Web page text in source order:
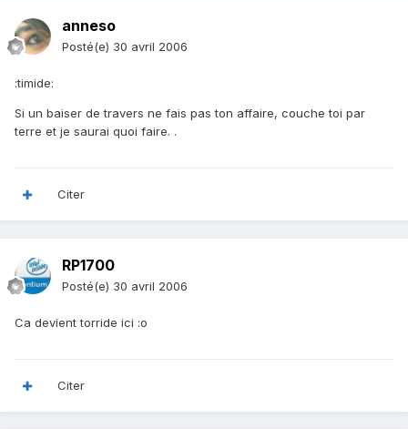
anneso
Posté(e) 30 avril 2006
:timide:
Si un baiser de travers ne fais pas ton affaire, couche toi par
terre et je saurai quoi faire. .
Citer
RP1700
Posté(e) 30 avril 2006
Ca devient torride ici :o
Citer